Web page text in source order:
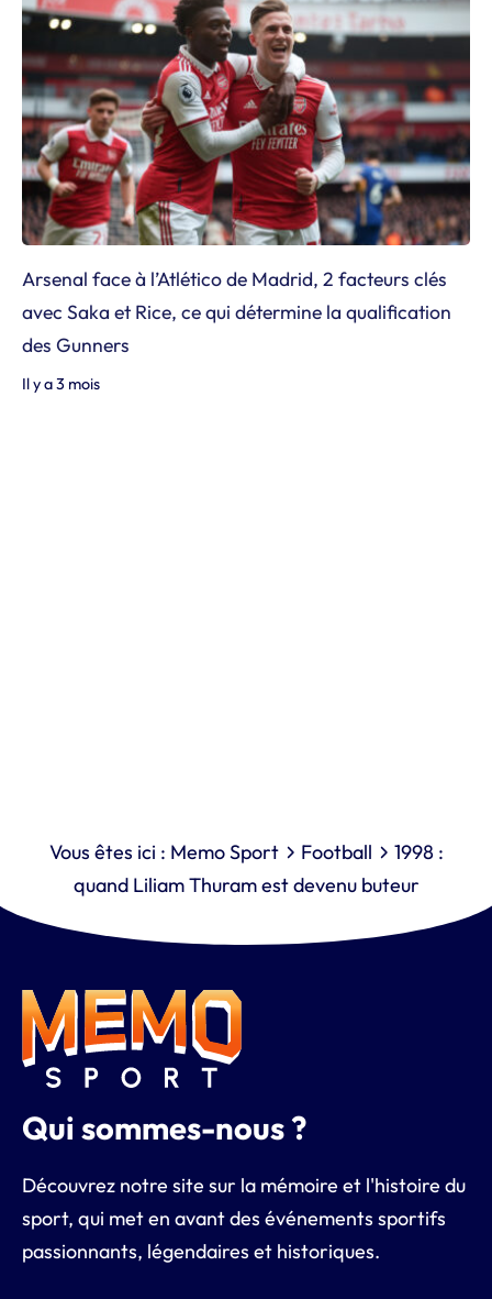
Arsenal face à l’Atlético de Madrid, 2 facteurs clés
avec Saka et Rice, ce qui détermine la qualification
des Gunners
Il y a 3 mois
Vous êtes ici : Memo Sport Football
1998 :
quand Liliam Thuram est devenu buteur
Qui sommes-nous ?
Découvrez notre site sur la mémoire et l'histoire du
sport, qui met en avant des événements sportifs
passionnants, légendaires et historiques.